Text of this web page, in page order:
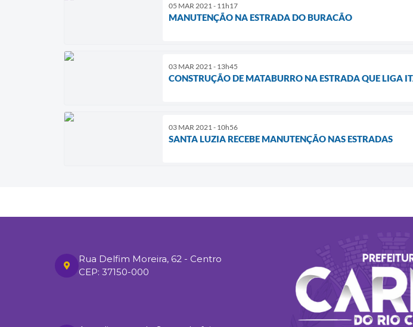
05 MAR 2021 - 11h17
MANUTENÇÃO NA ESTRADA DO BURACÃO
03 MAR 2021 - 13h45
CONSTRUÇÃO DE MATABURRO NA ESTRADA QUE LIGA
03 MAR 2021 - 10h56
SANTA LUZIA RECEBE MANUTENÇÃO NAS ESTRADAS
Rua Delfim Moreira, 62 - Centro
CEP: 37150-000